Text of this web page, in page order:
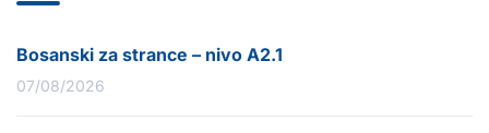
Bosanski za strance – nivo A2.1
07/08/2026